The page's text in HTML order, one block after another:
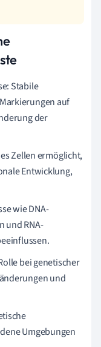
Stabile
auf
der
Zellen ermöglicht,
Entwicklung,
wie DNA-
und RNA-
bei genetischer
und
Umgebungen